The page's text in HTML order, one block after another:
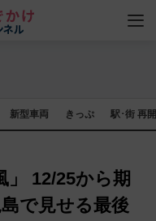
新型車両 きっぷ 駅･街 再
12/25から期
で見せる最後